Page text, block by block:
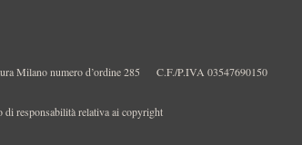
Milano numero d’ordine 285 C.F./P.IVA 03547690150
di responsabilità relativa ai copyright